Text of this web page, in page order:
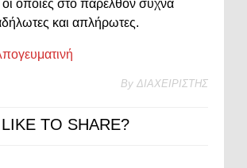
οποίες στο παρελθόν συχνά
και απλήρωτες.
By ΔΙΑΧΕΙΡΙΣΤΗΣ
LIKE TO SHARE?